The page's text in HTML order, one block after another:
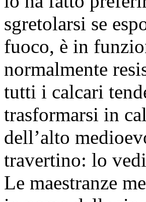
sgretolarsi se
fuoco, è in
normalmente
tutti i calcari
trasformarsi in
dell’alto
travertino: lo
Le maestranze